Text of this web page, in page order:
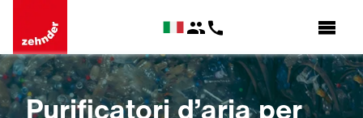
Purificatori d’aria per